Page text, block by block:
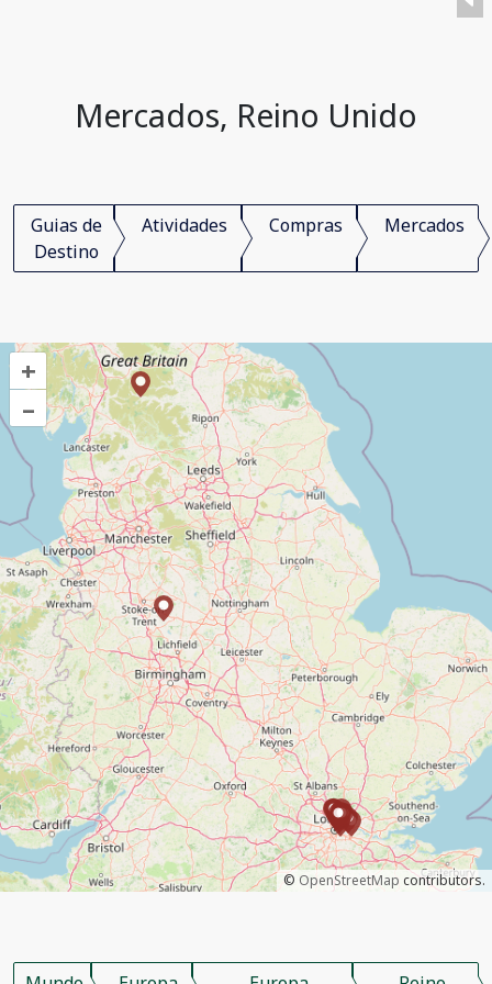
Mercados, Reino Unido
Guias de
Destino
Atividades Compras Mercados
+
–
© OpenStreetMap contributors.